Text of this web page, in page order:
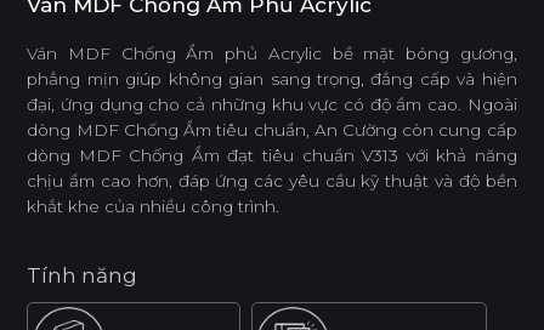
Ván MDF Chống Ẩm Phủ Acrylic
Ván MDF Chống Ẩm phủ Acrylic bề mặt bóng gương,
phẳng mịn giúp không gian sang trọng, đẳng cấp và hiện
đại, ứng dụng cho cả những khu vực có độ ẩm cao. Ngoài
dòng MDF Chống Ẩm tiêu chuẩn, An Cường còn cung cấp
dòng MDF Chống Ẩm đạt tiêu chuẩn V313 với khả năng
chịu ẩm cao hơn, đáp ứng các yêu cầu kỹ thuật và độ bền
khắt khe của nhiều công trình.
Tính năng